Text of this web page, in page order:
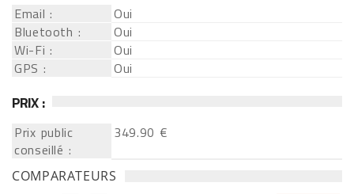
Email :
Oui
Bluetooth :
Oui
Wi-Fi :
Oui
GPS :
Oui
PRIX :
Prix public
conseillé :
349.90 €
COMPARATEURS